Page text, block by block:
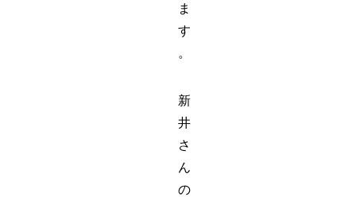
ま
す
。
新
井
さ
ん
の